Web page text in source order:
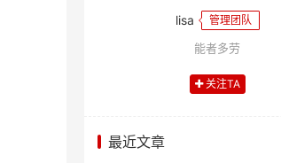
lisa 管理团队
能者多劳
关注TA
最近文章